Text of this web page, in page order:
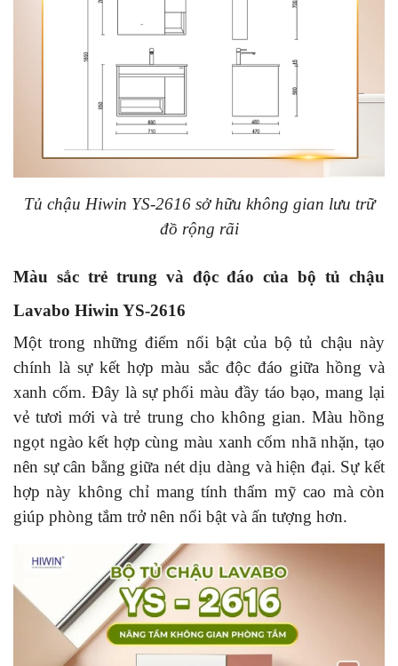
Tủ chậu Hiwin YS-2616 sở hữu không gian lưu trữ
đồ rộng rãi
Màu sắc trẻ trung và độc đáo của bộ tủ chậu
Lavabo Hiwin YS-2616
Một trong những điểm nổi bật của bộ tủ chậu này
chính là sự kết hợp màu sắc độc đáo giữa hồng và
xanh cốm. Đây là sự phối màu đầy táo bạo, mang lại
vẻ tươi mới và trẻ trung cho không gian. Màu hồng
ngọt ngào kết hợp cùng màu xanh cốm nhã nhặn, tạo
nên sự cân bằng giữa nét dịu dàng và hiện đại. Sự kết
hợp này không chỉ mang tính thẩm mỹ cao mà còn
giúp phòng tắm trở nên nổi bật và ấn tượng hơn.